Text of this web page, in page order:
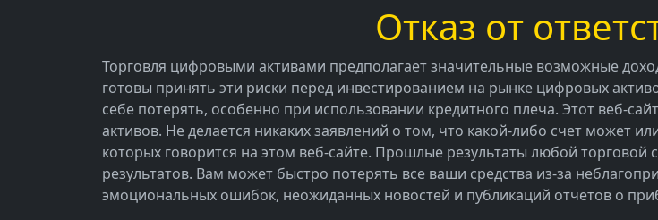
Отказ от
Торговля цифровыми активами предполагает значительные возможные
готовы принять эти риски перед инвестированием на рынке цифровых
себе потерять, особенно при использовании кредитного плеча. Этот веб-
активов. Не делается никаких заявлений о том, что какой-либо счет может
которых говорится на этом веб-сайте. Прошлые результаты любой
результатов. Вам может быстро потерять все ваши средства из-за
эмоциональных ошибок, неожиданных новостей и публикаций отчетов о